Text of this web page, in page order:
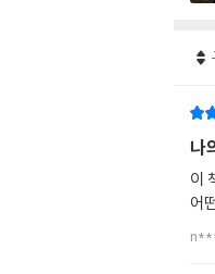
나
이
어